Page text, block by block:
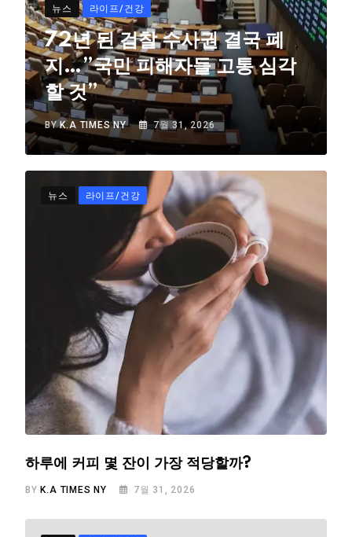
뉴스 라이프/건강
72년 된 검찰 수사권 결국 폐
지…”국민 피해자들 고통 심각
할 것”
BYK.A TIMES NY 7월 31, 2026
뉴스 라이프/건강
하루에 커피 몇 잔이 가장 적당할까?
BYK.A TIMES NY 7월 31, 2026